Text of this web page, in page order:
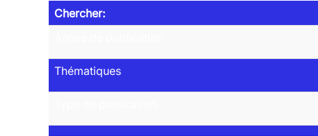
Chercher:
Thématiques